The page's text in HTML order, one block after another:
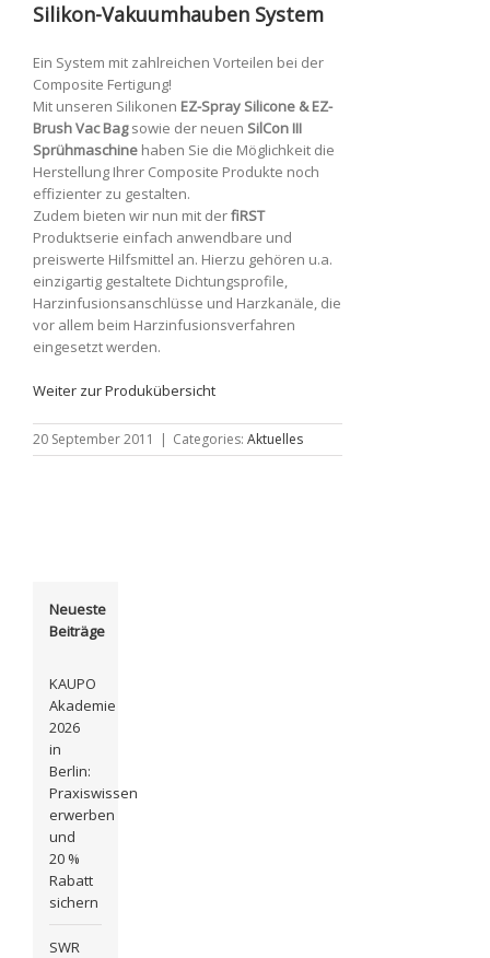
Silikon-Vakuumhauben System
Ein System mit zahlreichen Vorteilen bei der
Composite Fertigung!
Mit unseren Silikonen EZ-Spray Silicone & EZ-
Brush Vac Bagsowie der neuen SilCon III
Sprühmaschine haben Sie die Möglichkeit die
Herstellung Ihrer Composite Produkte noch
effizienter zu gestalten.
Zudem bieten wir nun mit derfiRST
Produktserie einfach anwendbare und
preiswerte Hilfsmittel an. Hierzu gehören u.a.
einzigartig gestaltete Dichtungsprofile,
Harzinfusionsanschlüsse und Harzkanäle, die
vor allem beim Harzinfusionsverfahren
eingesetzt werden.
Weiter zur Produkübersicht
20 September 2011 | Categories: Aktuelles
Neueste
Beiträge
KAUPO
Akademie
2026
in
Berlin:
Praxiswissen
erwerben
und
20 %
Rabatt
sichern
SWR